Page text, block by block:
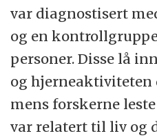
var diagnostisert
og en
personer. Disse lå
og hjerneaktiviteten
mens forskerne
var relatert til liv og